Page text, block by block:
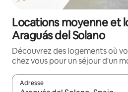
Locations moyenne et
Araguás del Solano
Découvrez des logements où
chez vous pour un séjour d'un
Adresse